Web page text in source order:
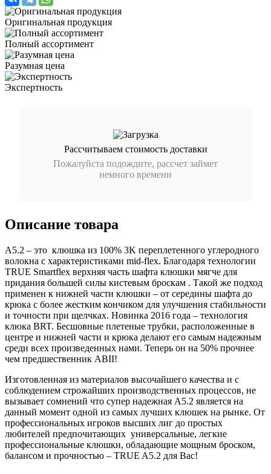
Оригинальная продукция
Полный ассортимент
Разумная цена
Экспертность
Рассчитываем стоимость доставки
Пожалуйста подождите, рассчет займет
немного времени
Описание товара
A5.2 – это клюшка из 100% 3K переплетенного углеродного
волокна с характеристиками mid-flex. Благодаря технологии
TRUE Smartflex верхняя часть шафта клюшки мягче для
придания большей силы кистевым броскам . Такой же подход
применен к нижней части клюшки – от середины шафта до
крюка с более жестким кончиком для улучшения стабильности
и точности при щелчках. Новинка 2016 года – технология
клюка BRT. Бесшовные плетеные трубки, расположенные в
центре и нижней части и крюка делают его самым надежным
среди всех произведенных нами. Теперь он на 50% прочнее
чем предшественник ABII!
Изготовленная из материалов высочайшего качества и с
соблюдением строжайших производственных процессов, не
вызывает сомнений что супер надежная А5.2 является на
данный момент одной из самых лучших клюшек на рынке. От
профессиональных игроков высших лиг до простых
любителей предпочитающих универсальные, легкие
профессиональные клюшки, обладающие мощным броском,
балансом и прочностью – TRUE A5.2 для Вас!